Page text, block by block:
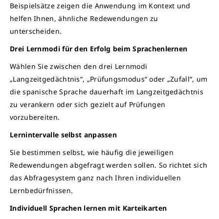
Beispielsätze zeigen die Anwendung im Kontext und
helfen Ihnen, ähnliche Redewendungen zu
unterscheiden.
Drei Lernmodi für den Erfolg beim Sprachenlernen
Wählen Sie zwischen den drei Lernmodi
„Langzeitgedächtnis“, „Prüfungsmodus“ oder „Zufall“, um
die spanische Sprache dauerhaft im Langzeitgedächtnis
zu verankern oder sich gezielt auf Prüfungen
vorzubereiten.
Lernintervalle selbst anpassen
Sie bestimmen selbst, wie häufig die jeweiligen
Redewendungen abgefragt werden sollen. So richtet sich
das Abfragesystem ganz nach Ihren individuellen
Lernbedürfnissen.
Individuell Sprachen lernen mit Karteikarten